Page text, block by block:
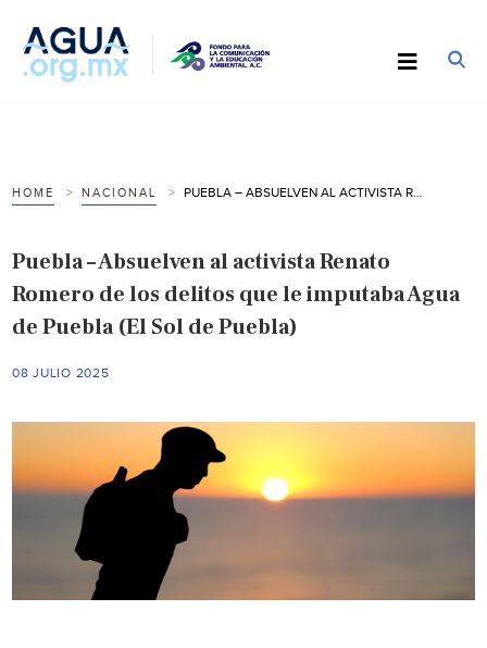
HOME NACIONAL
Puebla – Absuelven al activista Renato
Romero de los delitos que le imputaba Agua
de Puebla (El Sol de Puebla)
08 JULIO 2025